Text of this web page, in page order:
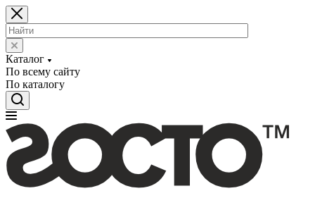
Каталог
По всему сайту
По каталогу